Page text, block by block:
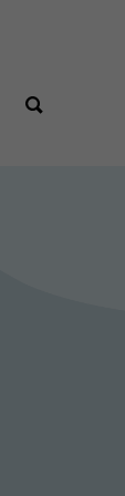
Rechercher